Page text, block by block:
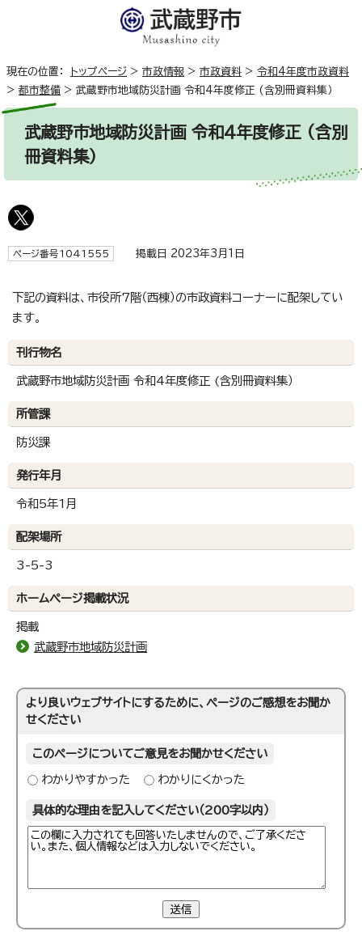
現在の位置： トップページ > 市政情報 > 市政資料 > 令和4年度市政資料
> 都市整備 > 武蔵野市地域防災計画 令和4年度修正 (含別冊資料集）
武蔵野市地域防災計画 令和4年度修正 (含別
冊資料集）
ページ番号1041555 掲載日 2023年3月1日
下記の資料は、市役所7階（西棟）の市政資料コーナーに配架してい
ます。
刊行物名
武蔵野市地域防災計画 令和4年度修正 (含別冊資料集）
所管課
防災課
発行年月
令和5年1月
配架場所
3-5-3
ホームページ掲載状況
掲載
武蔵野市地域防災計画
より良いウェブサイトにするために、ページのご感想をお聞か
せください
このページについてご意見をお聞かせください
わかりやすかった わかりにくかった
具体的な理由を記入してください（200字以内）
送信